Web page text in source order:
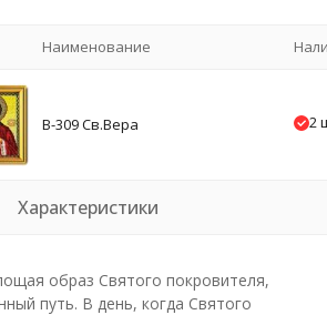
Наименование
В-309 Св.Вера 2
Характеристики
образ Святого покровителя,
путь. В день, когда Святого